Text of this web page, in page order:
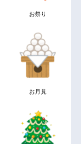
お祭り
お月見